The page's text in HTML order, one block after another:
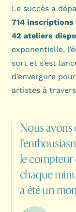
Le succès a
714 inscriptions
42 ateliers
exponentielle,
sort et s’est
d’envergure
artistes à
Nousavons
lecompteur
chaque
a étéun